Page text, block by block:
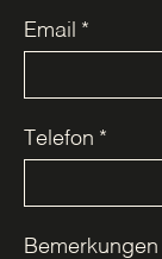
Email *
Telefon *
Bemerkungen